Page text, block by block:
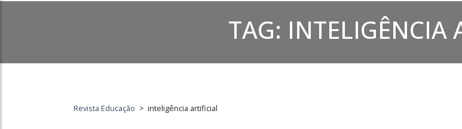
TAG: INTELIGÊNCIA
Revista Educação > inteligência artificial